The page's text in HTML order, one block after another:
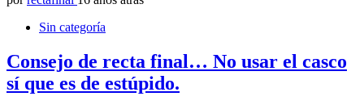
WhatsApp
Sin categoría
Consejo de recta final… No usar el casco
sí que es de estúpido.